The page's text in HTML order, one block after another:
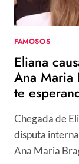
FAMOSOS
Eliana
Ana Maria
te
Chegada de
disputa
Ana Maria